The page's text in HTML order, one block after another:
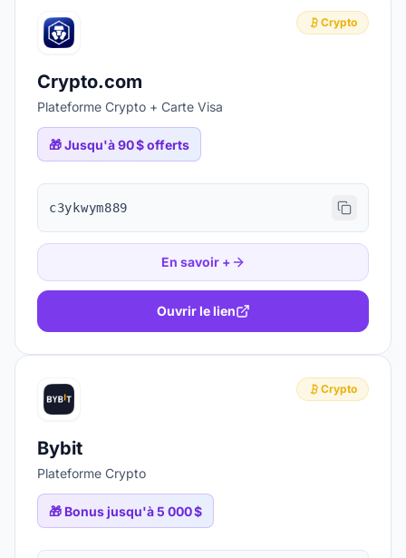
Crypto
Crypto.com
Plateforme Crypto + Carte Visa
🎁Jusqu'à 90 $ offerts
c3ykwym889
En savoir +
Ouvrir le lien
Crypto
Bybit
Plateforme Crypto
🎁 Bonus jusqu'à 5 000 $